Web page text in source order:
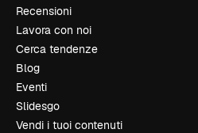
Recensioni
Lavora con noi
Cerca tendenze
Blog
Eventi
Slidesgo
Vendi i tuoi contenuti